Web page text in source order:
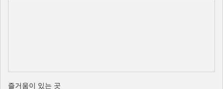
즐거움이 있는 곳